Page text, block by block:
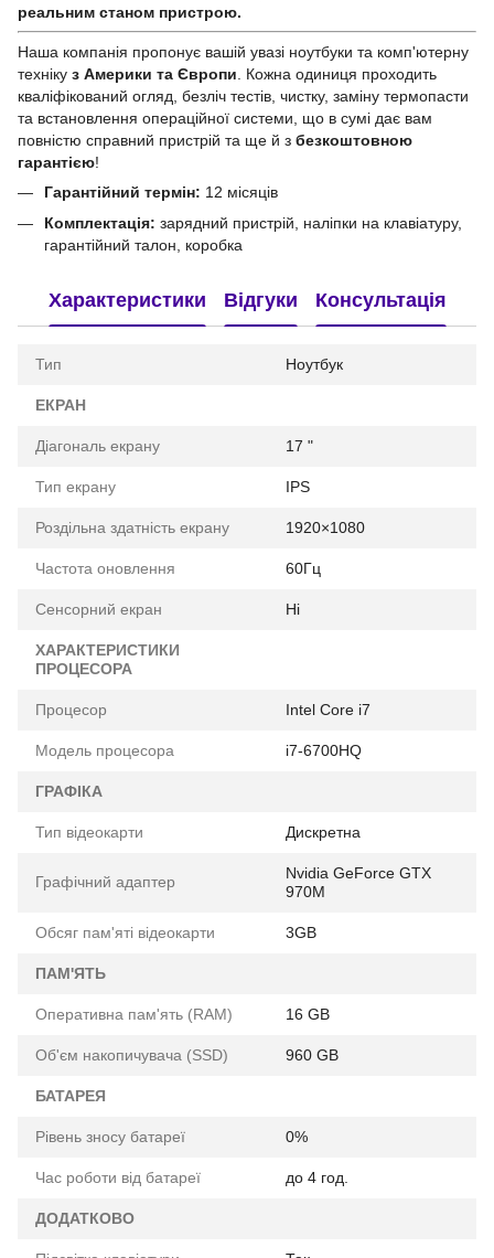
реальним станом приcтрою.
Наша компанія пропонує вашій увазі ноутбуки та комп'ютерну
техніку з Америки та Європи . Кожна одиниця проходить
кваліфікований огляд, безліч тестів, чистку, заміну термопасти
та встановлення операційної системи, що в сумі дає вам
повністю справний пристрій та ще й з безкоштовною
гарантією!
Гарантійний термін: 12 місяців
Комплектація: зарядний пристрій, наліпки на клавіатуру,
гарантійний талон, коробка
Характеристики Відгуки Консультація
Тип Ноутбук
ЕКРАН
Діагональ екрану 17 "
Тип екрану IPS
Роздільна здатність екрану 1920×1080
Частота оновлення 60Гц
Сенсорний екран Ні
ХАРАКТЕРИСТИКИ
ПРОЦЕСОРА
Процесор Intel Core i7
Модель процесора i7-6700HQ
ГРАФІКА
Тип відеокарти Дискретна
Графічний адаптер
Nvidia GeForce GTX
970M
Обсяг пам'яті відеокарти 3GB
ПАМ'ЯТЬ
Оперативна пам'ять (RAM) 16 GB
Об'єм накопичувача (SSD) 960 GB
БАТАРЕЯ
Рівень зносу батареї 0%
Час роботи від батареї до 4 год.
ДОДАТКОВО